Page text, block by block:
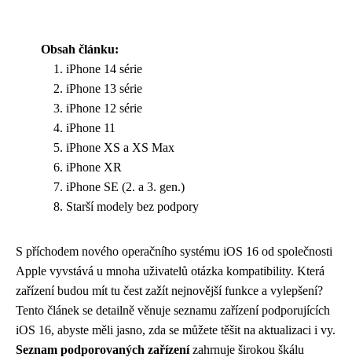
Obsah článku:
iPhone 14 série
iPhone 13 série
iPhone 12 série
iPhone 11
iPhone XS a XS Max
iPhone XR
iPhone SE (2. a 3. gen.)
Starší modely bez podpory
S příchodem nového operačního systému iOS 16 od společnosti
Apple vyvstává u mnoha uživatelů otázka kompatibility. Která
zařízení budou mít tu čest zažít nejnovější funkce a vylepšení?
Tento článek se detailně věnuje seznamu zařízení podporujících
iOS 16, abyste měli jasno, zda se můžete těšit na aktualizaci i vy.
Seznam podporovaných zařízenízahrnuje širokou škálu